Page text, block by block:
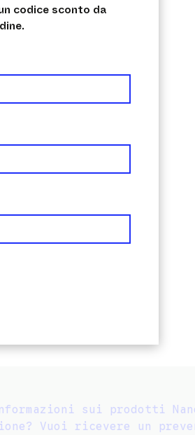
sui prodotti
Vuoi ricevere un
codice sconto da